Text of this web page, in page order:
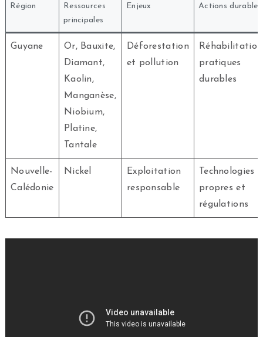
Région
Ressources
principales
Enjeux Actions durables
Guyane
Or, Bauxite,
Diamant,
Kaolin,
Manganèse,
Niobium,
Platine,
Tantale
Déforestation
et pollution
pratiques
durables
Nouvelle-
Calédonie
Nickel
Exploitation
responsable
Technologies
propres et
régulations